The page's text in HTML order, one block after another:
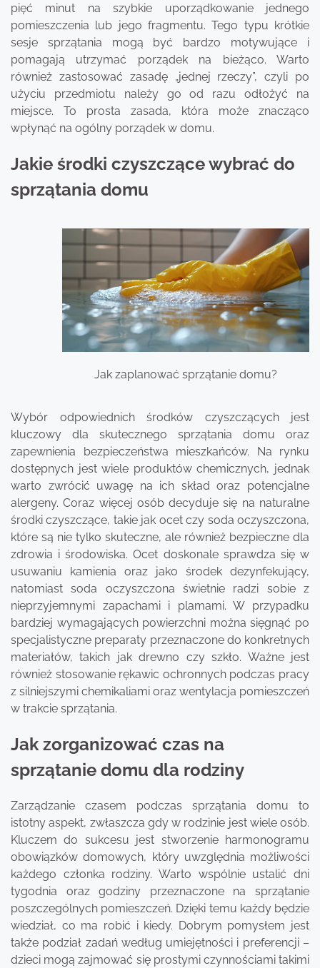
pięć minut na szybkie uporządkowanie jednego
pomieszczenia lub jego fragmentu. Tego typu krótkie
sesje sprzątania mogą być bardzo motywujące i
pomagają utrzymać porządek na bieżąco. Warto
również zastosować zasadę „jednej rzeczy”, czyli po
użyciu przedmiotu należy go od razu odłożyć na
miejsce. To prosta zasada, która może znacząco
wpłynąć na ogólny porządek w domu.
Jakie środki czyszczące wybrać do
sprzątania domu
Jak zaplanować sprzątanie domu?
Wybór odpowiednich środków czyszczących jest
kluczowy dla skutecznego sprzątania domu oraz
zapewnienia bezpieczeństwa mieszkańców. Na rynku
dostępnych jest wiele produktów chemicznych, jednak
warto zwrócić uwagę na ich skład oraz potencjalne
alergeny. Coraz więcej osób decyduje się na naturalne
środki czyszczące, takie jak ocet czy soda oczyszczona,
które są nie tylko skuteczne, ale również bezpieczne dla
zdrowia i środowiska. Ocet doskonale sprawdza się w
usuwaniu kamienia oraz jako środek dezynfekujący,
natomiast soda oczyszczona świetnie radzi sobie z
nieprzyjemnymi zapachami i plamami. W przypadku
bardziej wymagających powierzchni można sięgnąć po
specjalistyczne preparaty przeznaczone do konkretnych
materiałów, takich jak drewno czy szkło. Ważne jest
również stosowanie rękawic ochronnych podczas pracy
z silniejszymi chemikaliami oraz wentylacja pomieszczeń
w trakcie sprzątania.
Jak zorganizować czas na
sprzątanie domu dla rodziny
Zarządzanie czasem podczas sprzątania domu to
istotny aspekt, zwłaszcza gdy w rodzinie jest wiele osób.
Kluczem do sukcesu jest stworzenie harmonogramu
obowiązków domowych, który uwzględnia możliwości
każdego członka rodziny. Warto wspólnie ustalić dni
tygodnia oraz godziny przeznaczone na sprzątanie
poszczególnych pomieszczeń. Dzięki temu każdy będzie
wiedział, co ma robić i kiedy. Dobrym pomysłem jest
także podział zadań według umiejętności i preferencji –
dzieci mogą zajmować się prostymi czynnościami takimi